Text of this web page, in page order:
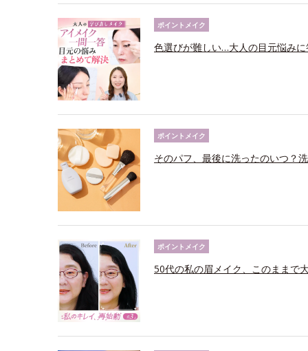
ポイントメイク
色選びが難しい…大人の目元悩み
ポイントメイク
そのパフ、最後に洗ったのいつ？
ポイントメイク
50代の私の眉メイク、このままで